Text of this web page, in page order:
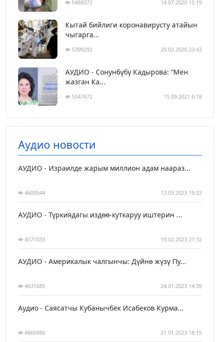
5488072 14.07.2020 15:19
Кытай бийлиги коронавирусту атайын
чыгарга...
5399292 29.02.2020 23:43
АУДИО - Сонунбүбү Кадырова: “Мен
жазган Ка...
5047672 15.09.2021 6:18
Аудио новости
АУДИО - Израилде жарым миллион адам наараз...
4600544 13.03.2023 19:22
АУДИО - Түркиядагы издөө-куткаруу иштерин ...
4571033 19.02.2023 21:32
АУДИО - Америкалык чалгынчы: Дүйнө жүзү Пу...
4631685 24.01.2023 14:39
Аудио - Саясатчы Кубанычбек Исабеков Курма...
4666986 21.01.2023 18:15